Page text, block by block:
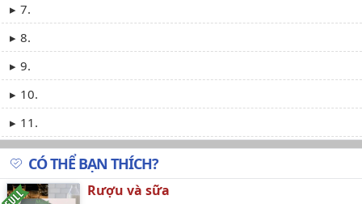
7.
8.
9.
10.
11.
CÓ THỂ BẠN THÍCH?
Rượu và sữa